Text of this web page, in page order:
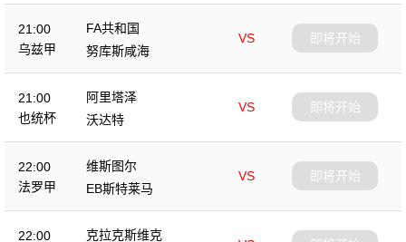
21:00
乌兹甲
FA共和国
VS
努库斯咸海
即将开始
21:00
也统杯
阿里塔泽
VS
沃达特
即将开始
22:00
法罗甲
维斯图尔
VS
EB斯特莱马
即将开始
22:00 克拉克斯维克